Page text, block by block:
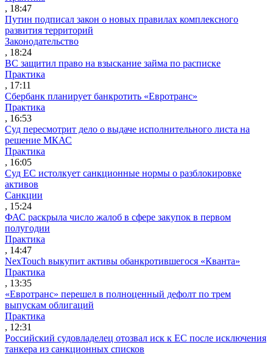
, 18:47
Путин подписал закон о новых правилах комплексного
развития территорий
Законодательство
, 18:24
ВС защитил право на взыскание займа по расписке
Практика
, 17:11
Сбербанк планирует банкротить «Евротранс»
Практика
, 16:53
Суд пересмотрит дело о выдаче исполнительного листа на
решение МКАС
Практика
, 16:05
Суд ЕС истолкует санкционные нормы о разблокировке
активов
Санкции
, 15:24
ФАС раскрыла число жалоб в сфере закупок в первом
полугодии
Практика
, 14:47
NexTouch выкупит активы обанкротившегося «Кванта»
Практика
, 13:35
«Евротранс» перешел в полноценный дефолт по трем
выпускам облигаций
Практика
, 12:31
Российский судовладелец отозвал иск к ЕС после исключения
танкера из санкционных списков